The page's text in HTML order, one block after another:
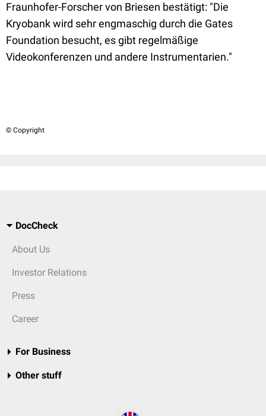
Fraunhofer-Forscher von Briesen bestätigt: "Die
Kryobank wird sehr engmaschig durch die Gates
Foundation besucht, es gibt regelmäßige
Videokonferenzen und andere Instrumentarien."
© Copyright
DocCheck
About Us
Investor Relations
Press
Career
For Business
Other stuff